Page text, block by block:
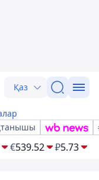
Қаз
€539.52 ₽5.73